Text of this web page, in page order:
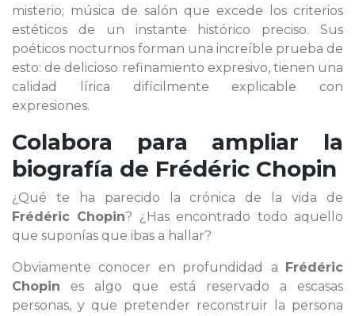
misterio; música de salón que excede los criterios
estéticos de un instante histórico preciso. Sus
poéticos nocturnos forman una increíble prueba de
esto: de delicioso refinamiento expresivo, tienen una
calidad lírica difícilmente explicable con
expresiones.
Colabora para ampliar la
biografía de Frédéric Chopin
¿Qué te ha parecido la crónica de la vida de
Frédéric Chopin? ¿Has encontrado todo aquello
que suponías que ibas a hallar?
Obviamente conocer en profundidad a Frédéric
Chopin es algo que está reservado a escasas
personas, y que pretender reconstruir la persona